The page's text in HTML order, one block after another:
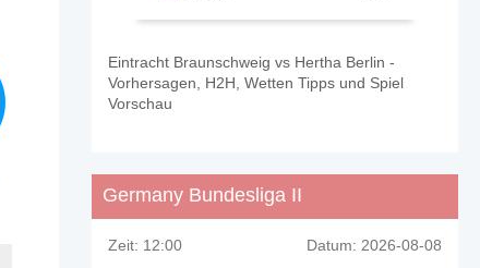
Eintracht Braunschweig vs Hertha Berlin -
Vorhersagen, H2H, Wetten Tipps und Spiel
Vorschau
Germany Bundesliga II
Zeit: 12:00 Datum: 2026-08-08